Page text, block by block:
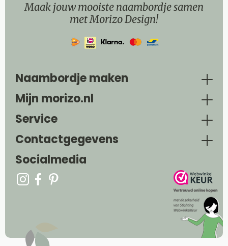
Maak jouw mooiste naambordje samen
met Morizo Design!
Naambordje maken
Mijn morizo.nl
Service
Contactgegevens
Socialmedia